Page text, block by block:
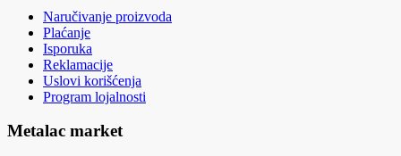
Naručivanje proizvoda
Plaćanje
Isporuka
Reklamacije
Uslovi korišćenja
Program lojalnosti
Metalac market